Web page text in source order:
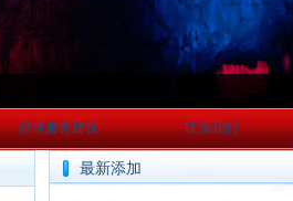
标准服务建设 联系我们
最新添加